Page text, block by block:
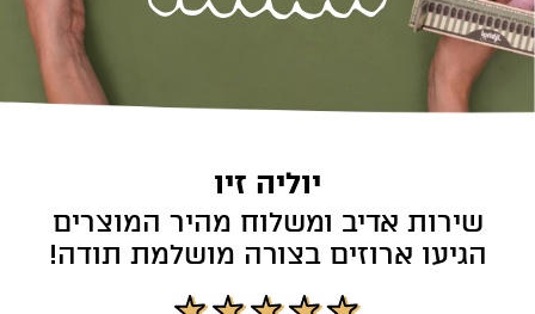
יוליה זיו
שירות אדיב ומשלוח מהיר המוצרים
הגיעו ארוזים בצורה מושלמת תודה!